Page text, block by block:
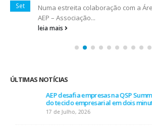
Set
Numa estreita colaboração com a
AEP – Associação...
leia mais
ÚLTIMAS NOTÍCIAS
AEP desafia empresas na QSP
do tecido empresarial em dois
17 de Julho, 2026